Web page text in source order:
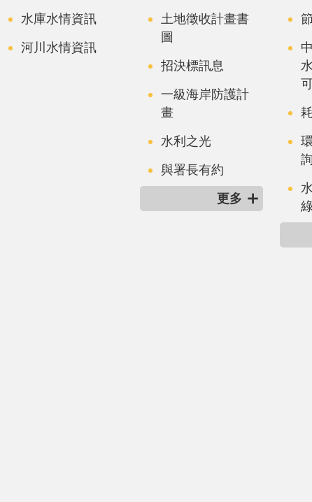
水庫水情資訊
河川水情資訊
土地徵收計畫書
圖
招決標訊息
一級海岸防護計
畫
水利之光
與署長有約
更多